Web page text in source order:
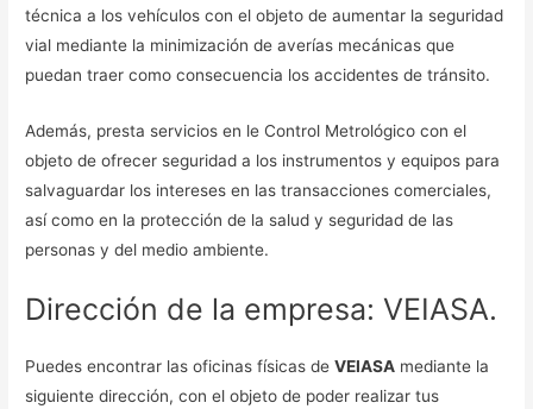
técnica a los vehículos con el objeto de aumentar la seguridad
vial mediante la minimización de averías mecánicas que
puedan traer como consecuencia los accidentes de tránsito.
Además, presta servicios en le Control Metrológico con el
objeto de ofrecer seguridad a los instrumentos y equipos para
salvaguardar los intereses en las transacciones comerciales,
así como en la protección de la salud y seguridad de las
personas y del medio ambiente.
Dirección de la empresa: VEIASA.
Puedes encontrar las oficinas físicas deVEIASA mediante la
siguiente dirección, con el objeto de poder realizar tus